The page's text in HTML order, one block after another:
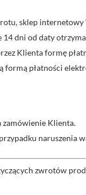
sklep
14 dni od daty
Klienta formę
płatności
Klienta.
zwrotów